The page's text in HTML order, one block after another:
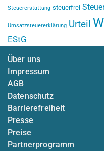
Steuererstattung steuerfrei
Umsatzsteuererklärung Urteil
EStG
Über uns
Impressum
AGB
Datenschutz
Barrierefreiheit
Presse
Preise
Partnerprogramm